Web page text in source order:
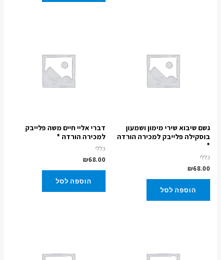
גשם שיבוא שירי מימון ושמעון
בוסקילה פלייבק למכירה הורדה
*
כללי
₪68.00
הוספה לסל
דברי אליי חיים משה פלייבק
למכירה הורדה *
כללי
₪68.00
הוספה לסל